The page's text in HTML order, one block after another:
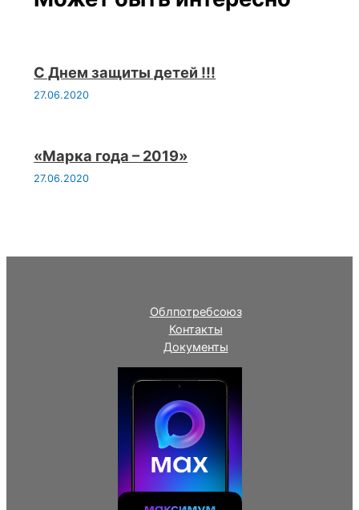
С Днем защиты детей !!!
27.06.2020
«Марка года – 2019»
27.06.2020
Облпотребсоюз
Контакты
Документы